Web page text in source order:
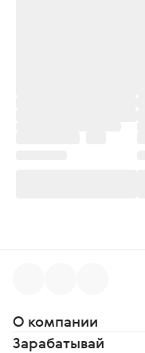
О компании
Зарабатывай